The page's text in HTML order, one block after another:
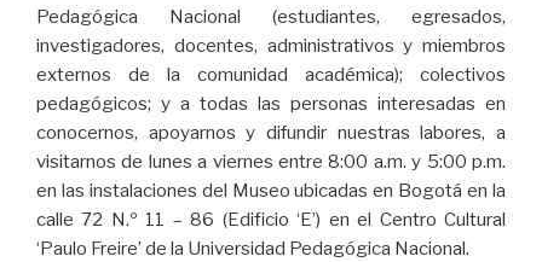
Pedagógica Nacional (estudiantes, egresados,
investigadores, docentes, administrativos y miembros
externos de la comunidad académica); colectivos
pedagógicos; y a todas las personas interesadas en
conocernos, apoyarnos y difundir nuestras labores, a
visitarnos de lunes a viernes entre 8:00 a.m. y 5:00 p.m.
en las instalaciones del Museo ubicadas en Bogotá en la
calle 72 N.º 11 – 86 (Edificio ‘E’) en el Centro Cultural
‘Paulo Freire’ de la Universidad Pedagógica Nacional.